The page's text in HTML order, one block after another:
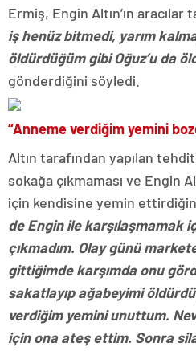
Ermiş, Engin Altın’ın
iş henüz bitmedi, yarım
öldürdüğüm gibi Oğuz’u da
gönderdiğini söyledi.
“Anneme verdiğim yemini
Altın tarafından yapılan
sokağa çıkmaması ve Engin
için kendisine yemin
de Engin ile karşılaşmamak
çıkmadım. Olay günü
gittiğimde karşımda onu
sakatlayıp ağabeyimi
verdiğim yemini unuttum.
için ona ateş ettim. Sonra